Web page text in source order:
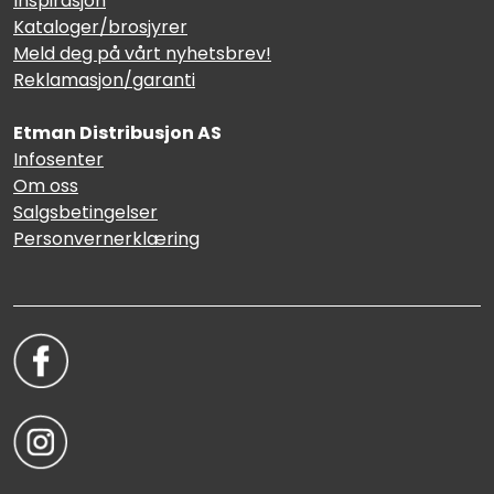
Kataloger/brosjyrer
Meld deg på vårt nyhetsbrev!
Reklamasjon/garanti
Etman Distribusjon AS
Infosenter
Om oss
Salgsbetingelser
Personvernerklæring
Sikringsmateriell
Kabler
Verktøy
Outlet